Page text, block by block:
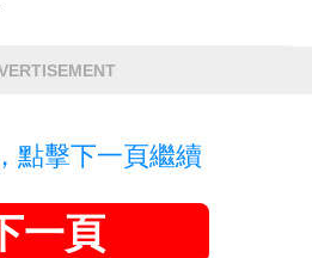
點擊下一頁繼續
一頁